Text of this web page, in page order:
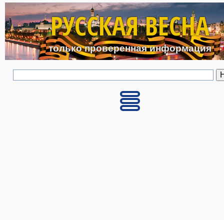
Перейти к основному
РУССКАЯ ВЕСНА
только проверенная информация